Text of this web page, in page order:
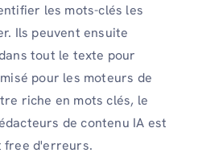
les mots-clés les
Ils peuvent ensuite
tout le texte pour
pour les moteurs de
riche en mots clés, le
de contenu IA est
free d'erreurs.